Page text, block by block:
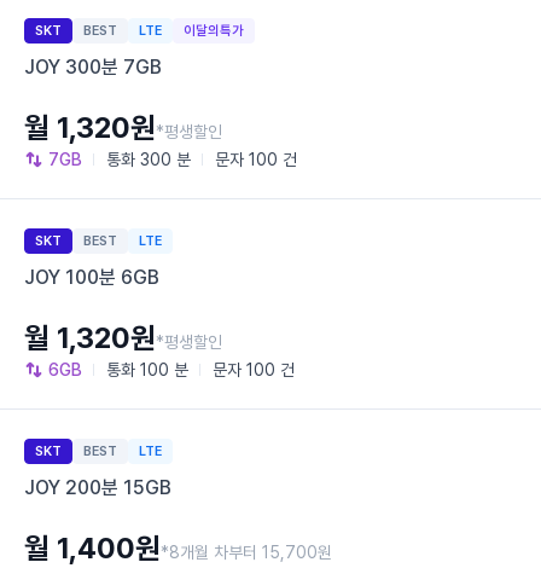
SKT BEST LTE 이달의특가
JOY 300분 7GB
7GB 통화 300 분 문자 100 건
월 1,320원*평생할인
SKT BEST LTE
JOY 100분 6GB
6GB 통화 100 분 문자 100 건
월 1,320원*평생할인
SKT BEST LTE
JOY 200분 15GB
월 1,400원*8개월 차부터 15,700원